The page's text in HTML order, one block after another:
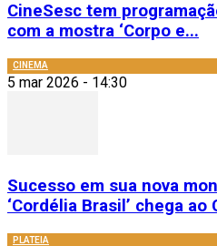
CineSesc tem
com a mostra ‘Corpo e...
CINEMA
5 mar 2026 - 14:30
Sucesso em sua nova
‘Cordélia Brasil’ chega ao
PLATEIA